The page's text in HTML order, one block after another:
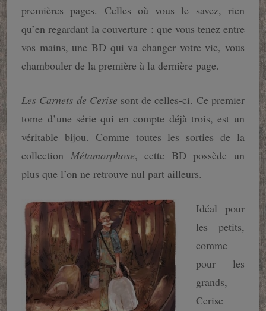
premières pages. Celles où vous le savez, rien
qu’en regardant la couverture : que vous tenez entre
vos mains, une BD qui va changer votre vie, vous
chambouler de la première à la dernière page.
Les Carnets de Cerise sont de celles-ci. Ce premier
tome d’une série qui en compte déjà trois, est un
véritable bijou. Comme toutes les sorties de la
collection Métamorphose, cette BD possède un
plus que l’on ne retrouve nul part ailleurs.
Idéal pour
les petits,
comme
pour les
grands,
Cerise